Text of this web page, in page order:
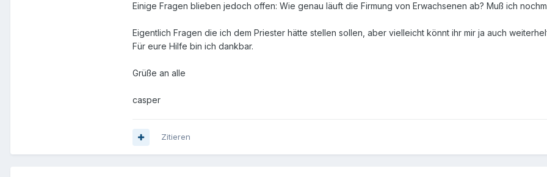
Einige Fragen blieben jedoch offen: Wie genau läuft die Firmung von Erwachsenen ab? Muß ich
Eigentlich Fragen die ich dem Priester hätte stellen sollen, aber vielleicht könnt ihr mir ja auch
Für eure Hilfe bin ich dankbar.
Grüße an alle
casper
Zitieren